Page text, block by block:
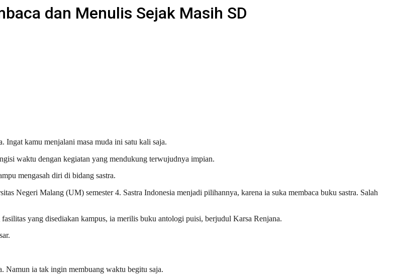
dan Menulis Sejak Masih SD
kamu menjalani masa muda ini satu kali saja.
waktu dengan kegiatan yang mendukung terwujudnya impian.
mengasah diri di bidang sastra.
Negeri Malang (UM) semester 4. Sastra Indonesia menjadi pilihannya, karena ia suka membaca buku sastra. Salah
yang disediakan kampus, ia merilis buku antologi puisi, berjudul Karsa Renjana.
Namun ia tak ingin membuang waktu begitu saja.